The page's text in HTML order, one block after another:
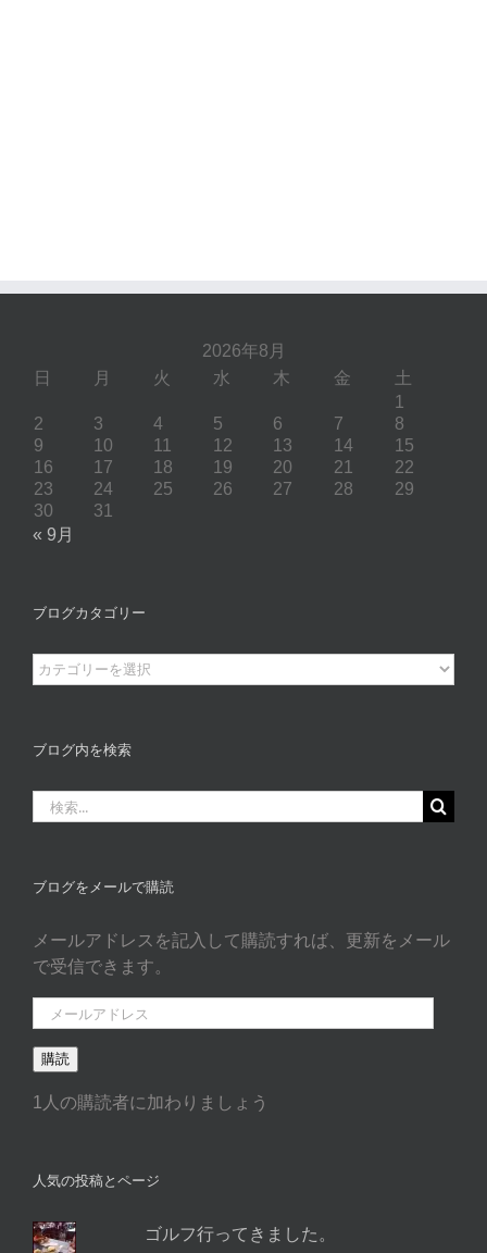
2026年8月
日 月 火 水 木 金 土
1
2
3 4 5 6 7
8
9
10 11 12 13 14
15
16
17 18 19 20 21
22
23
24 25 26 27 28
29
30
31
« 9月
ブログカタゴリー
ブ
ロ
カ
ゴ
リ
ブログ内を検索
索
ブログをメールで購読
メールアドレスを記入して購読すれば、更新をメール
で受信できます。
ー
ル
ド
購読
1人の購読者に加わりましょう
人気の投稿とページ
ゴルフ行ってきました。